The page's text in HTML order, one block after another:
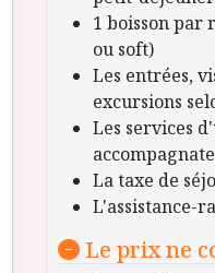
1 boisson par
ou soft)
Les entrées,
excursions
Les services
La taxe de
L'assistance-
Le prix ne